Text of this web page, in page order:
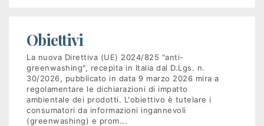
Recruiting
Unimpiego
Tirocini
Obiettivi
La nuova Direttiva (UE) 2024/825 "anti-
greenwashing", recepita in Italia dal D.Lgs. n.
30/2026, pubblicato in data 9 marzo 2026 mira a
regolamentare le dichiarazioni di impatto
ambientale dei prodotti. L'obiettivo è tutelare i
consumatori da informazioni ingannevoli
(greenwashing) e prom...